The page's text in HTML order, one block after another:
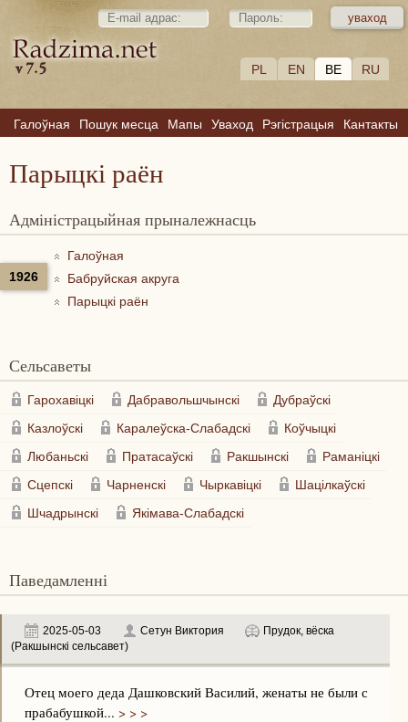
PL EN BE RU
Галоўная Пошук месца Мапы Уваход Рэгістрацыя Кантакты
Парыцкі раён
Адміністрацыйная прыналежнасць
1926
Галоўная
Бабруйская акруга
Парыцкі раён
Сельсаветы
Гарохавіцкі Дабравольшчынскі
Дубраўскі
Казлоўскі
Каралеўска-Слабадскі
Коўчыцкі
Любаньскі
Пратасаўскі Ракшынскі
Раманіцкі
Сцепскі
Чарненскі Чыркавіцкі
Шацілкаўскі
Шчадрынскі
Якімава-Слабадскі
Паведамленні
2025-05-03 Сетун Виктория
Прудок, вёска
(Ракшынскі сельсавет)
Отец моего деда Дашковский Василий, женаты не были с
прабабушкой... > > >